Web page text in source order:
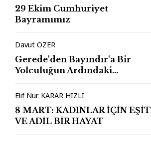
29 Ekim Cumhuriyet
Bayramımız
Davut ÖZER
Gerede'den Bayındır'a Bir
Yolculuğun Ardındaki
Elif Nur KARAR HIZLI
8 MART: KADINLAR İÇİN EŞİT
VE ADİL BİR HAYAT